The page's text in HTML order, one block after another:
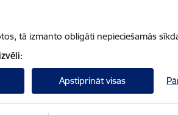
tā izmanto obligāti nepieciešamās
Apstiprināt visas